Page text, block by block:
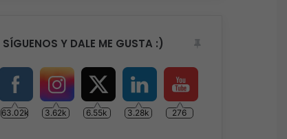
SÍGUENOS Y DALE ME GUSTA :)
63.02k 3.62k 6.55k 3.28k 276